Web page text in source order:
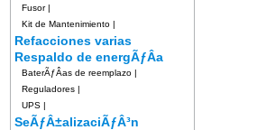
Fusor|
Kit de Mantenimiento |
Refacciones varias
Respaldo de energÃƒÂ­a
BaterÃƒÂ­as de reemplazo |
Reguladores |
UPS |
SeÃƒÂ±alizaciÃƒÂ³n